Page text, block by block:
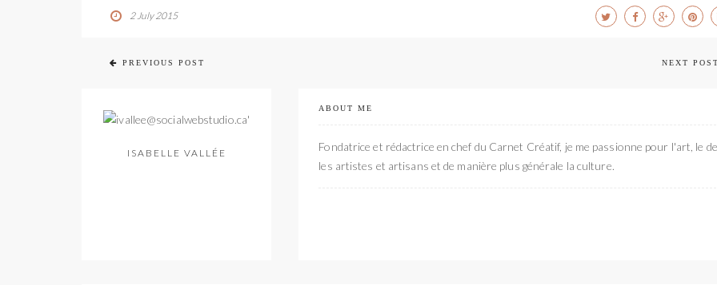
2 July 2015
PREVIOUS POST NEXT POST
ISABELLE VALLÉE
ABOUT ME
Fondatrice et rédactrice en chef du Carnet Créatif, je me passionne pour l'art, le
les artistes et artisans et de manière plus générale la culture.